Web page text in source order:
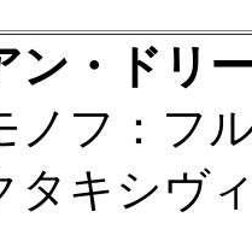
ン・ドリ
フ：フ
キシヴ